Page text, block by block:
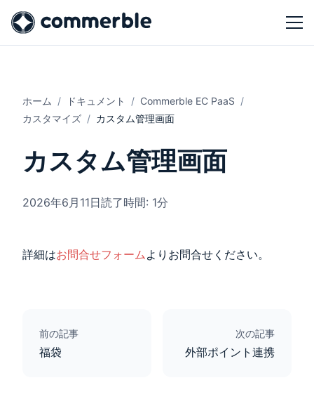
ホーム ドキュメント
Commerble EC PaaS
カスタマイズ
カスタム管理画面
カスタム管理画面
2026年6月11日読了時間: 1分
詳細はお問合せフォームよりお問合せください。
前の記事
福袋
次の記事
外部ポイント連携